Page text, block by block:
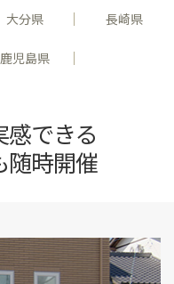
大分県 長崎県
鹿児島県
できる
随時開催